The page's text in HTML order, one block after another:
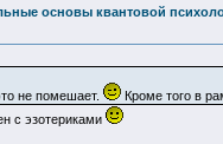
основы квантовой
не помешает.
Кроме того в
с эзотериками